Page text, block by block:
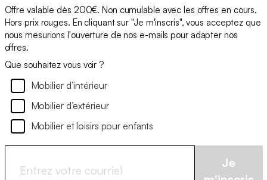
Offre valable dès 200€. Non cumulable avec les offres en cours.
Hors prix rouges. En cliquant sur "Je m'inscris", vous acceptez que
nous mesurions l'ouverture de nos e-mails pour adapter nos
offres.
Que souhaitez vous voir ?
Mobilier d’intérieur
Mobilier d’extérieur
Mobilier et loisirs pour enfants
Je